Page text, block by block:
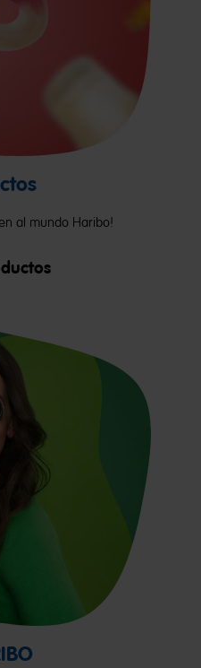
al mundo Haribo!